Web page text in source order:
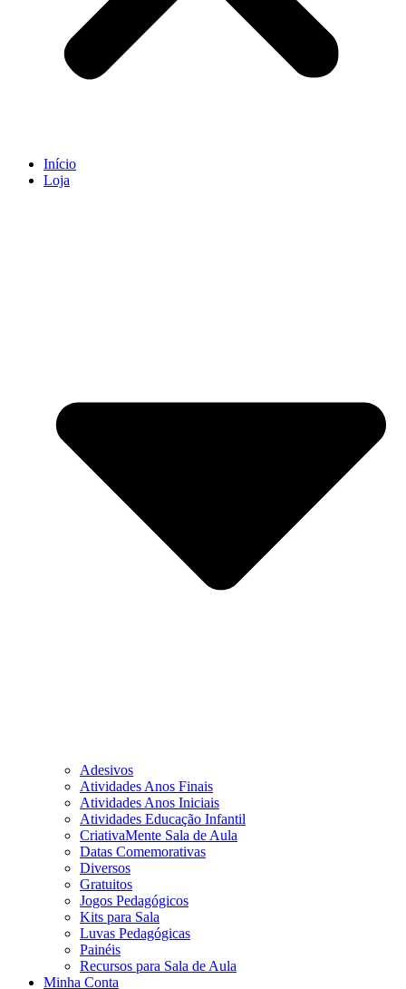
Início
Loja
Adesivos
Atividades Anos Finais
Atividades Anos Iniciais
Atividades Educação Infantil
CriativaMente Sala de Aula
Datas Comemorativas
Diversos
Gratuitos
Jogos Pedagógicos
Kits para Sala
Luvas Pedagógicas
Painéis
Recursos para Sala de Aula
Minha Conta